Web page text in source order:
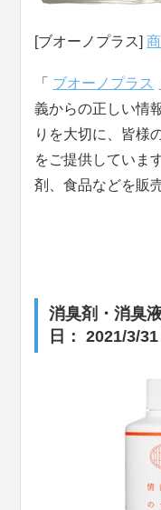
[ブオーノプラス]
「 ブオーノプラス
義からの正しい情
りを大切に、皆様
をご提供していま
剤、食品などを販
消臭剤・消臭
日： 2021/3/31